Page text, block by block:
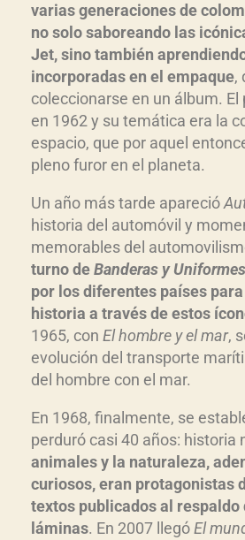
varias generaciones de
no solo saboreando las
Jet, sino también
incorporadas en el empaque,
coleccionarse en un álbum.
en 1962 y su temática era la
espacio, que por aquel
pleno furor en el planeta.
Un año más tarde apareció
historia del automóvil y
memorables del
turno deBanderas y Uniformes
por los diferentes países
historia a través de estos
1965, con El hombre y el mar,
evolución del transporte
del hombre con el mar.
En 1968, finalmente, se
perduró casi 40 años: historia
animales y la naturaleza,
curiosos, eran protagonistas
textos publicados al respaldo
láminas. En 2007 llegóEl